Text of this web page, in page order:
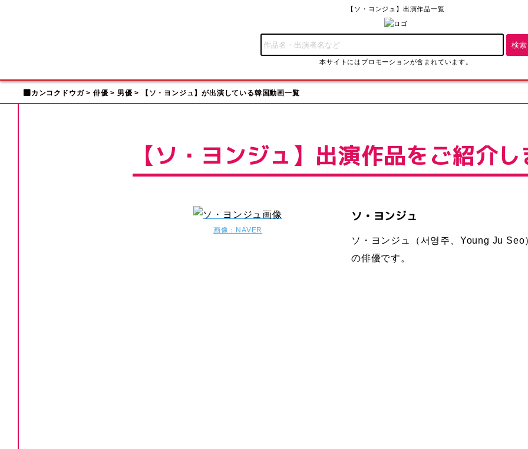
【ソ・ヨンジュ】出演作品一覧
本サイトにはプロモーションが含まれています。
カンコクドウガ 俳優 男優 【ソ・ヨンジュ】が出演している韓国動画一覧
【ソ・ヨンジュ】出演作品をご紹介し
画像：NAVER
ソ・ヨンジュ
ソ・ヨンジュ（서영주、Young Ju
の俳優です。